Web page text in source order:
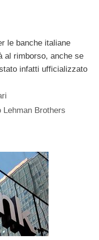
le banche italiane
al rimborso, anche se
infatti ufficializzato
Lehman Brothers